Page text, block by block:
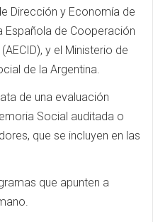
Dirección y Economía de
Española de Cooperación
y el Ministerio de
de la Argentina.
de una evaluación
Social auditada o
que se incluyen en las
que apunten a